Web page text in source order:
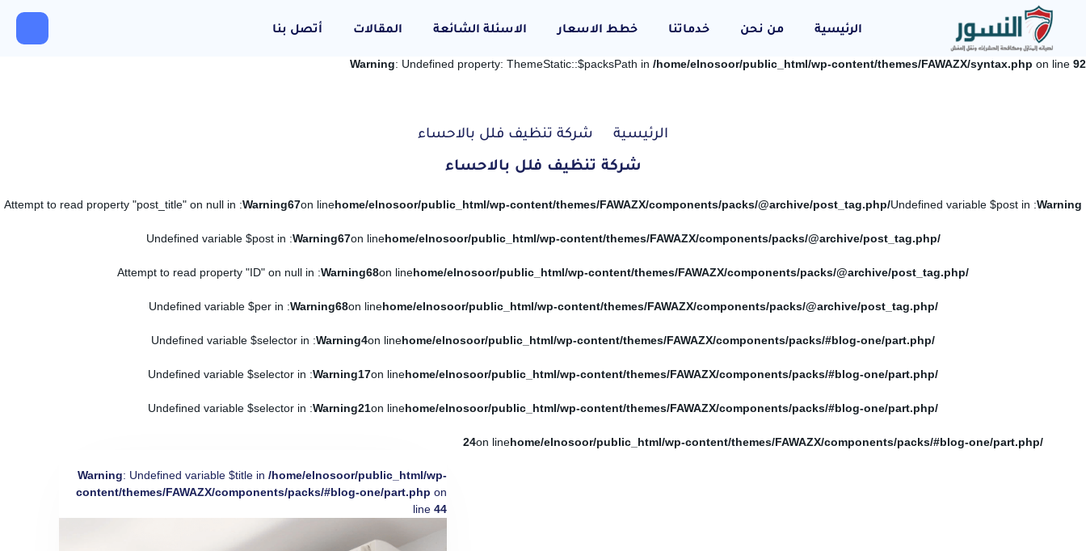
الرئيسية من نحن خدماتنا خطط الاسعار الاسئلة الشائعة المقالات أتصل بنا
Warning: Undefined property: ThemeStatic::$packsPath in /home/elnosoor/public_html/wp-content/themes/FAWAZX/syntax.php on line 92
الرئيسية شركة تنظيف فلل بالاحساء
شركة تنظيف فلل بالاحساء
Warning
: Undefined variable $post in
/home/elnosoor/public_html/wp-content/themes/FAWAZX/components/packs/@archive/post_tag.php
on line
67
Warning
: Attempt to read property "post_title" on null in
/home/elnosoor/public_html/wp-content/themes/FAWAZX/components/packs/@archive/post_tag.php
on line
67
Warning
: Undefined variable $post in
/home/elnosoor/public_html/wp-content/themes/FAWAZX/components/packs/@archive/post_tag.php
on line
68
Warning
: Attempt to read property "ID" on null in
/home/elnosoor/public_html/wp-content/themes/FAWAZX/components/packs/@archive/post_tag.php
on line
68
Warning
: Undefined variable $per in
/home/elnosoor/public_html/wp-content/themes/FAWAZX/components/packs/#blog-one/part.php
on line
4
Warning
: Undefined variable $selector in
/home/elnosoor/public_html/wp-content/themes/FAWAZX/components/packs/#blog-one/part.php
on line
17
Warning
: Undefined variable $selector in
/home/elnosoor/public_html/wp-content/themes/FAWAZX/components/packs/#blog-one/part.php
on line
21
Warning
: Undefined variable $selector in
/home/elnosoor/public_html/wp-content/themes/FAWAZX/components/packs/#blog-one/part.php
on line
24
Warning: Undefined variable $title in /home/elnosoor/public_html/wp-
content/themes/FAWAZX/components/packs/#blog-one/part.php on
line 44